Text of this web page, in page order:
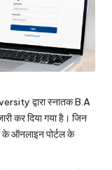
द्वारा स्नातक B.A
कर दिया गया है। जिन
के ऑनलाइन पोर्टल के